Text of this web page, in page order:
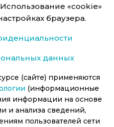
«cookie»
браузера.
данных
(сайте) применяются
(информационные
информации на основе
и анализа сведений,
пользователей сети